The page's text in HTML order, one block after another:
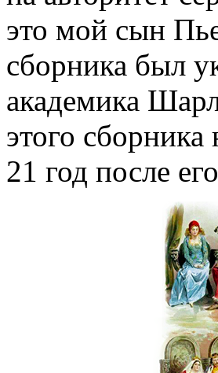
это мой сын
сборника был
академика
этого сборника
21 год после